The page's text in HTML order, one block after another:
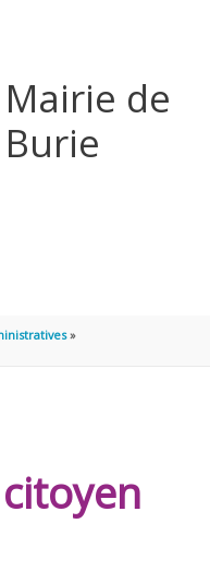
Mairie de
Burie